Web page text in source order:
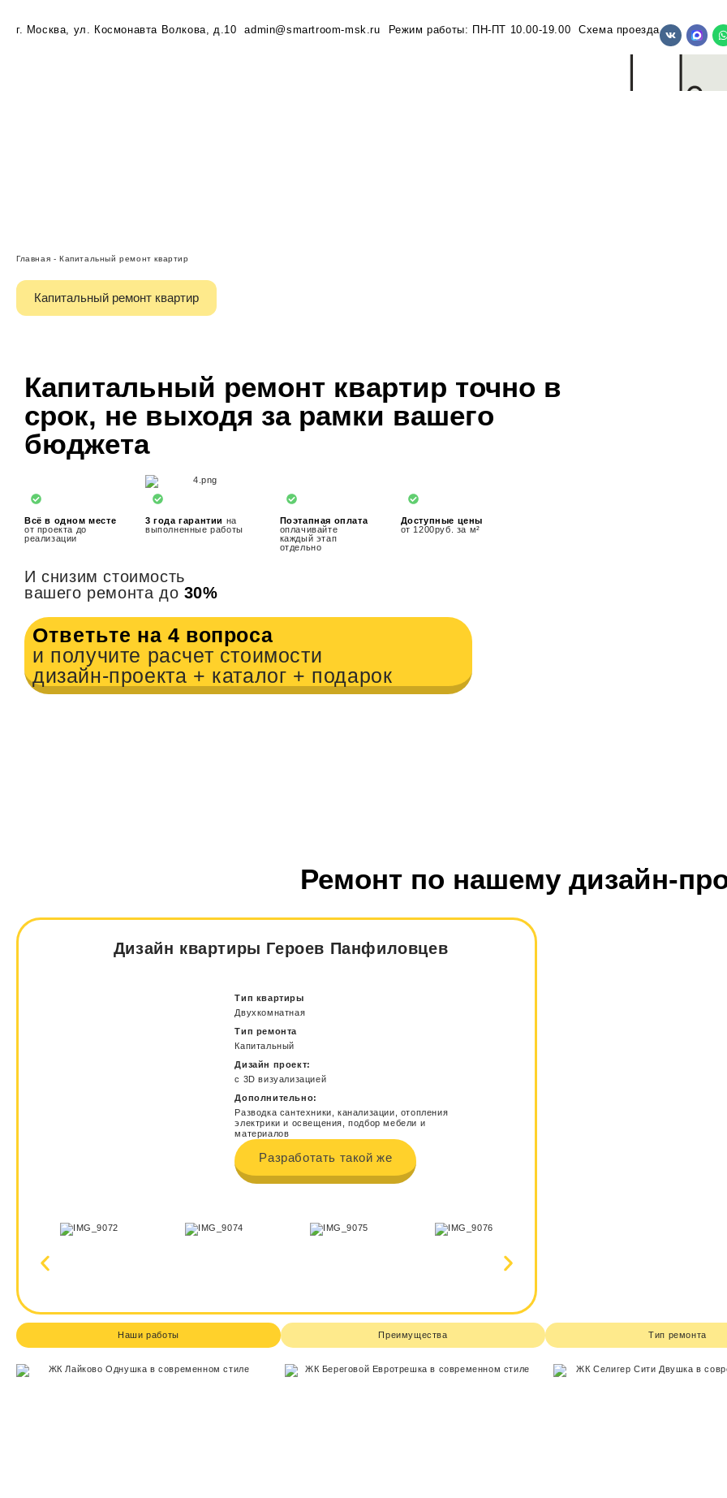
г. Москва, ул. Космонавта Волкова, д.10 admin@smartroom-msk.ru Режим работы: ПН-ПТ 10.00-19.00 Схема проезда
Главная -Капитальный ремонт квартир
Капитальный ремонт квартир
Капитальный ремонт квартир точно в
срок, не выходя за рамки вашего
бюджета
Всё в одном месте
от проекта до
реализации
3 года гарантии на
выполненные работы
Поэтапная оплата
оплачивайте
каждый этап
отдельно
Доступные цены
от 1200руб. за м²
И снизим стоимость
вашего ремонта до 30%
Ответьте на 4 вопроса
и получите расчет стоимости
дизайн-проекта + каталог + подарок
Ремонт по нашему дизайн-
Дизайн квартиры Героев Панфиловцев
Тип квартиры
Двухкомнатная
Тип ремонта
Капитальный
Дизайн проект:
с 3D визуализацией
Дополнительно:
Разводка сантехники, канализации, отопления
электрики и освещения, подбор мебели и
материалов
Разработать такой же
Наши работы Преимущества Тип ремонта